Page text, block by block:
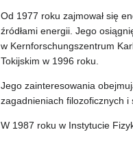
Od 1977 roku zajmował się
źródłami energii. Jego
w Kernforschungszentrum
Tokijskim w 1996 roku.
Jego zainteresowania
zagadnieniach filozoficznych i
W 1987 roku w Instytucie